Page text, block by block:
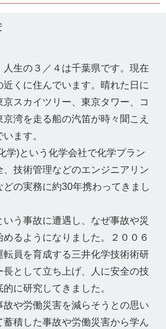
生の３／４は千葉県です。現在
くに住んでいます。晴れた日に
スカイツリー、東京タワー、コ
湾を走る船の汽笛が時々聞こえ
ます。
学)という化学会社で化学プラン
、技術管理などのエンジニアリン
の実務に約30年携わってきまし
いう事故に遭遇し、なぜ事故や災
るようになりました。２００６
員を育成する三井化学技術術研
として立ち上げ、人に安全の技
に研究してきました。
や労働災害を減らそうとの思い
積した事故や労働災害から学ん